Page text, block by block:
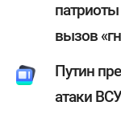
вызов
Путин
атаки